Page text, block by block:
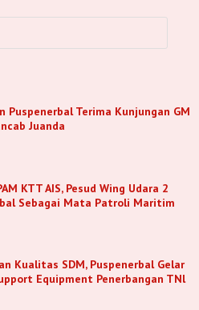
Puspenerbal Terima Kunjungan GM
Juanda
KTT AIS, Pesud Wing Udara 2
Sebagai Mata Patroli Maritim
Kualitas SDM, Puspenerbal Gelar
Equipment Penerbangan TNl